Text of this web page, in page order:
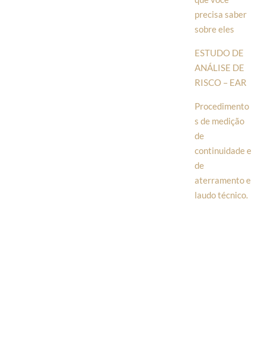
precisa saber
sobre eles
ESTUDO DE
ANÁLISE DE
RISCO – EAR
Procedimento
s de medição
de
continuidade e
de
aterramento e
laudo técnico.